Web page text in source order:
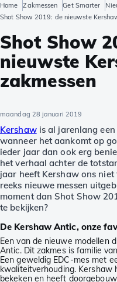
Home Zakmessen Get Smarter
Shot Show 2019: de nieuwste
Shot Show
nieuwste
zakmessen
maandag 28 januari 2019
Kershawis al jarenlang een
wanneer het aankomt op
ieder jaar dan ook erg
het verhaal achter de
jaar heeft Kershaw ons
reeks nieuwe messen
moment dan Shot Show
te bekijken?
De Kershaw Antic, onze
Een van de nieuwe modellen
Antic. Dit zakmes is familie
Een geweldig EDC-mes met
kwaliteitverhouding.
bekeken en heeft